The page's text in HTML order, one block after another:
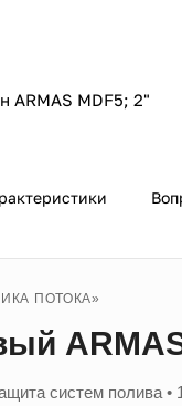
ARMAS MDF5; 2"
ПОТОКА»
систем полива •